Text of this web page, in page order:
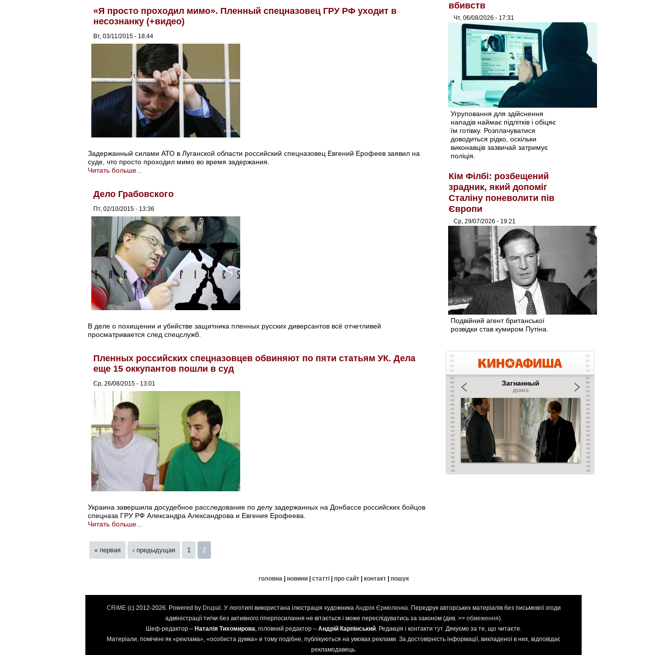
«Я просто проходил мимо». Пленный спецназовец ГРУ РФ уходит в
несознанку (+видео)
Вт, 03/11/2015 - 18:44
Задержанный силами АТО в Луганской области российский спецназовец Евгений Ерофеев заявил на
суде, что просто проходил мимо во время задержания.
Читать больше...
Дело Грабовского
Пт, 02/10/2015 - 13:36
В деле о похищении и убийстве защитника пленных русских диверсантов всё отчетливей
просматривается след спецслужб.
Пленных российских спецназовцев обвиняют по пяти статьям УК. Дела
еще 15 оккупантов пошли в суд
Ср, 26/08/2015 - 13:01
Украина завершила досудебное расследование по делу задержанных на Донбассе российских бойцов
спецназа ГРУ РФ Александра Александрова и Евгения Ерофеева.
Читать больше...
Страницы
« первая ‹ предыдущая 1 2
вбивств
Чт, 06/08/2026 - 17:31
Угруповання для здійснення
нападів наймає підлітків і обіцяє
їм готівку. Розплачуватися
доводиться рідко, оскільки
виконавців зазвичай затримує
поліція.
Кім Філбі: розбещений
зрадник, який допоміг
Сталіну поневолити пів
Європи
Ср, 29/07/2026 - 19:21
Подвійний агент британської
розвідки став кумиром Путіна.
головна| новини| статті| про сайт| контакт| пошук
CRiME (c) 2012-2026. Powered by Drupal . У логотипі використана ілюстрація художника Андрія Єрмоленка. Передрук авторських матеріалів без письмової згоди
адміністрації ти/чи без активного гіперпосилання не вітається і може переслідуватись за законом (див. >> обмеження).
Шеф-редактор – Наталія Тихомирова, головний редактор – Андрій Карпінський. Редакція і контакти тут. Дякуємо за те, що читаєте.
Матеріали, помічені як «реклама», «особиста думка» и тому подібне, публікуються на умовах реклами. За достовірність інформації, викладеної в них, відповідає
рекламодавець.